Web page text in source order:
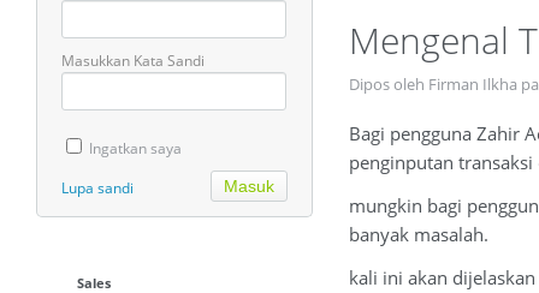
Masukkan Kata Sandi
Ingatkan saya
Lupa sandi
Sales
Mengenal
Dipos oleh Firman Ilkha
Bagi pengguna Zahir
penginputan transaksi
mungkin bagi
banyak masalah.
kali ini akan